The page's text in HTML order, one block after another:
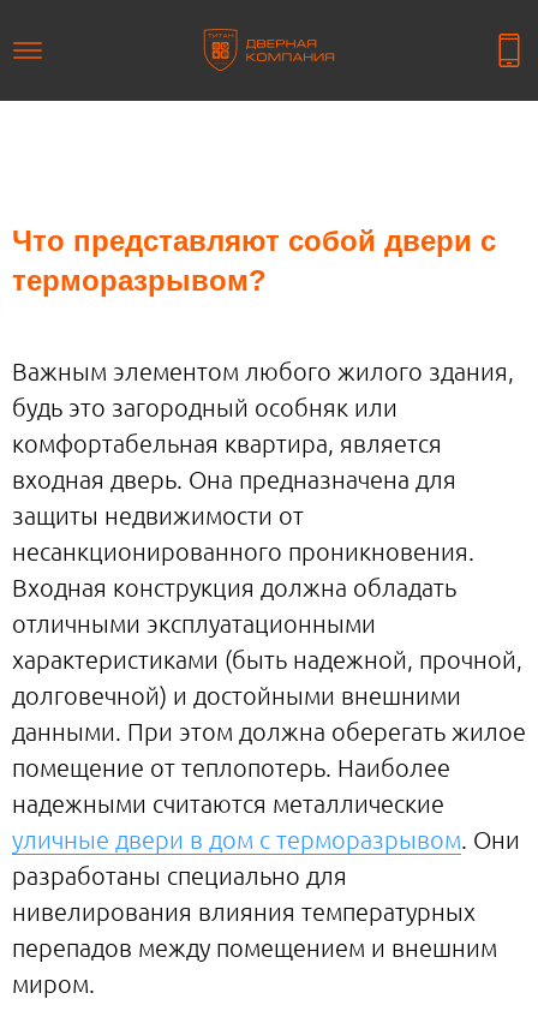
Что представляют собой двери с
терморазрывом?
Важным элементом любого жилого здания,
будь это загородный особняк или
комфортабельная квартира, является
входная дверь. Она предназначена для
защиты недвижимости от
несанкционированного проникновения.
Входная конструкция должна обладать
отличными эксплуатационными
характеристиками (быть надежной, прочной,
долговечной) и достойными внешними
данными. При этом должна оберегать жилое
помещение от теплопотерь. Наиболее
надежными считаются металлические
уличные двери в дом с терморазрывом. Они
разработаны специально для
нивелирования влияния температурных
перепадов между помещением и внешним
миром.